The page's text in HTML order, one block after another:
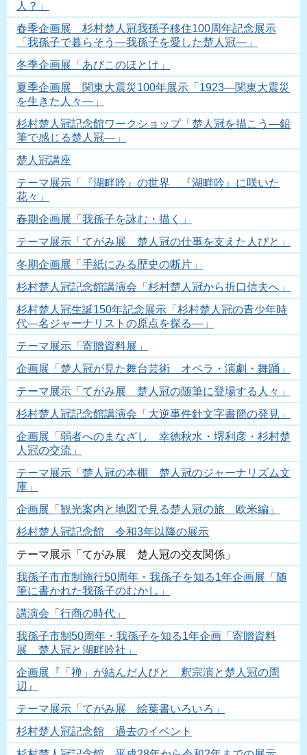
人？」
春季企画展 杉村楚人冠我孫子移住100周年記念展示
「我孫子で暮らそう―我孫子を愛した楚人冠―」
冬季企画展「あびこのほとけ」
夏季企画展 関東大震災100年展示「1923―関東大震災
を生きた人々―」
杉村楚人冠記念館ワークショップ「楚人冠を描こう―鉛
筆で感じる楚人冠―」
楚人冠講座
テーマ展示「『湖畔吟』の世界 『湖畔吟』に咲いた
花々」
春期企画展「我孫子を詠む・描く」
テーマ展示「てがみ展 楚人冠の仕事を支えた人びと」
冬期企画展「手紙にみる歴史の断片」
杉村楚人冠記念館講演会「杉村楚人冠から折口信夫へ」
杉村楚人冠生誕150年記念展示「杉村楚人冠の青少年時
代―名ジャーナリストの原点を探る―」
テーマ展示「寄贈資料展」
企画展「楚人冠が見た舞台芸術 オペラ・演劇・舞踊」
テーマ展示「てがみ展 楚人冠の随筆に登場する人々」
杉村楚人冠記念館講演会「大逆事件針文字書簡の発見」
企画展「弱者へのまなざし 幸徳秋水・堺利彦・杉村楚
人冠の交流」
テーマ展示「楚人冠の本棚 楚人冠のジャーナリズム文
庫」
企画展「観光案内と地図で見る楚人冠の旅 欧米編」
杉村楚人冠記念館 令和3年以降の展示
テーマ展示「てがみ展 楚人冠の交友関係」
我孫子市市制施行50周年・我孫子を知る1年企画展「随
筆に書かれた我孫子のむかし」
講演会「行商の時代」
我孫子市制50周年・我孫子を知る1年企画「寄贈資料
展 楚人冠と湖畔吟社」
企画展『「禅」が結んだ人びと 釈宗演と楚人冠の周
辺』
テーマ展示「てがみ展 絵葉書いろいろ」
杉村楚人冠記念館 過去のイベント